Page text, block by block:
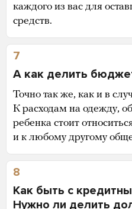
каждого из вас для
средств.
7
А как делить
Точно так же, как и в
К расходам на одежду,
ребенка стоит
и к любому другому
8
Как быть с
Нужно ли делить